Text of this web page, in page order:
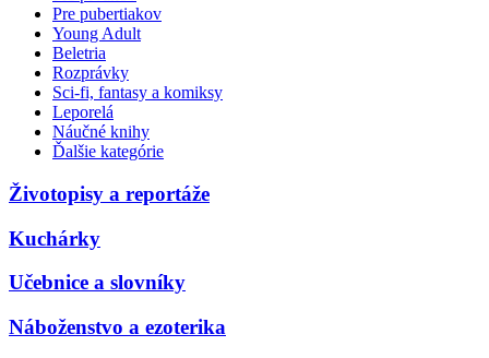
Pre pubertiakov
Young Adult
Beletria
Rozprávky
Sci-fi, fantasy a komiksy
Leporelá
Náučné knihy
Ďalšie kategórie
Životopisy a reportáže
Kuchárky
Učebnice a slovníky
Náboženstvo a ezoterika